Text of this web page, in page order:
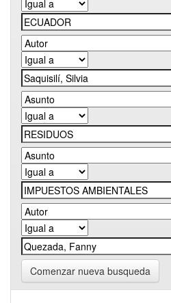
Comenzar nueva busqueda